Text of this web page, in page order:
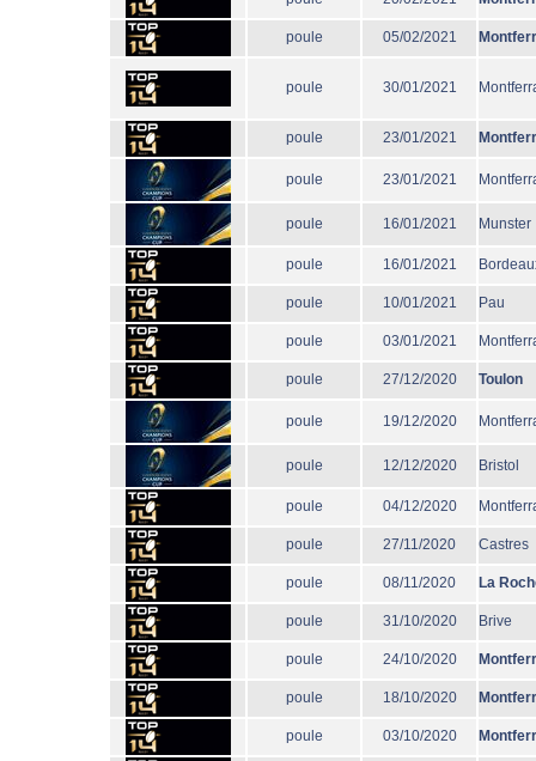
poule 05/02/2021
poule 30/01/2021
poule 23/01/2021
poule 23/01/2021
poule 16/01/2021 Munster
poule 16/01/2021
poule 10/01/2021 Pau
poule 03/01/2021
poule 27/12/2020 Toulon
poule 19/12/2020
poule 12/12/2020 Bristol
poule 04/12/2020
poule 27/11/2020 Castres
poule 08/11/2020 La
poule 31/10/2020 Brive
poule 24/10/2020
poule 18/10/2020
poule 03/10/2020